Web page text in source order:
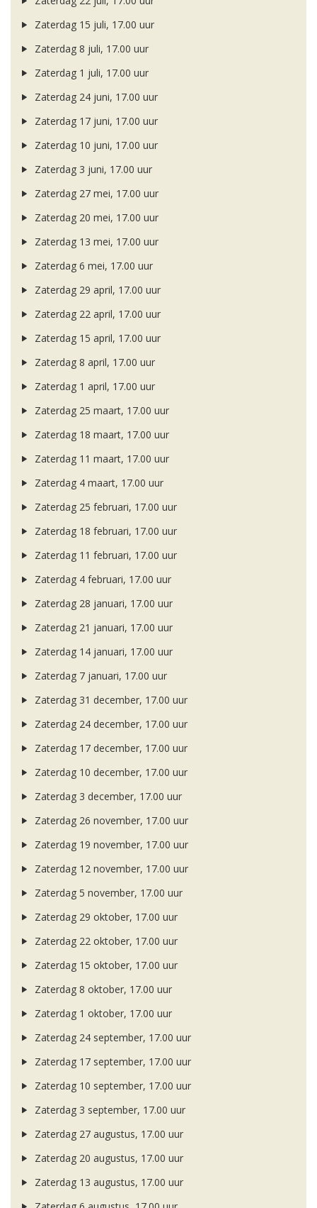
Zaterdag 15 juli, 17.00 uur
Zaterdag 8 juli, 17.00 uur
Zaterdag 1 juli, 17.00 uur
Zaterdag 24 juni, 17.00 uur
Zaterdag 17 juni, 17.00 uur
Zaterdag 10 juni, 17.00 uur
Zaterdag 3 juni, 17.00 uur
Zaterdag 27 mei, 17.00 uur
Zaterdag 20 mei, 17.00 uur
Zaterdag 13 mei, 17.00 uur
Zaterdag 6 mei, 17.00 uur
Zaterdag 29 april, 17.00 uur
Zaterdag 22 april, 17.00 uur
Zaterdag 15 april, 17.00 uur
Zaterdag 8 april, 17.00 uur
Zaterdag 1 april, 17.00 uur
Zaterdag 25 maart, 17.00 uur
Zaterdag 18 maart, 17.00 uur
Zaterdag 11 maart, 17.00 uur
Zaterdag 4 maart, 17.00 uur
Zaterdag 25 februari, 17.00 uur
Zaterdag 18 februari, 17.00 uur
Zaterdag 11 februari, 17.00 uur
Zaterdag 4 februari, 17.00 uur
Zaterdag 28 januari, 17.00 uur
Zaterdag 21 januari, 17.00 uur
Zaterdag 14 januari, 17.00 uur
Zaterdag 7 januari, 17.00 uur
Zaterdag 31 december, 17.00 uur
Zaterdag 24 december, 17.00 uur
Zaterdag 17 december, 17.00 uur
Zaterdag 10 december, 17.00 uur
Zaterdag 3 december, 17.00 uur
Zaterdag 26 november, 17.00 uur
Zaterdag 19 november, 17.00 uur
Zaterdag 12 november, 17.00 uur
Zaterdag 5 november, 17.00 uur
Zaterdag 29 oktober, 17.00 uur
Zaterdag 22 oktober, 17.00 uur
Zaterdag 15 oktober, 17.00 uur
Zaterdag 8 oktober, 17.00 uur
Zaterdag 1 oktober, 17.00 uur
Zaterdag 24 september, 17.00 uur
Zaterdag 17 september, 17.00 uur
Zaterdag 10 september, 17.00 uur
Zaterdag 3 september, 17.00 uur
Zaterdag 27 augustus, 17.00 uur
Zaterdag 20 augustus, 17.00 uur
Zaterdag 13 augustus, 17.00 uur